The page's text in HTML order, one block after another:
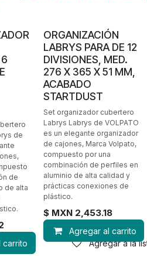
de
de
de alta
carrito Agregar a la
ORGANIZACIÓN
LABRYS PARA DE 12
DIVISIONES, MED.
276 X 365 X 51 MM,
ACABADO
STARTDUST
Set organizador cubertero
Labrys Labrys de VOLPATO
es un elegante organizador
de cajones, Marca Volpato,
compuesto por una
combinación de perfiles en
aluminio de alta calidad y
prácticas conexiones de
plástico.
$ MXN 2,453.18
Agregar al carrito